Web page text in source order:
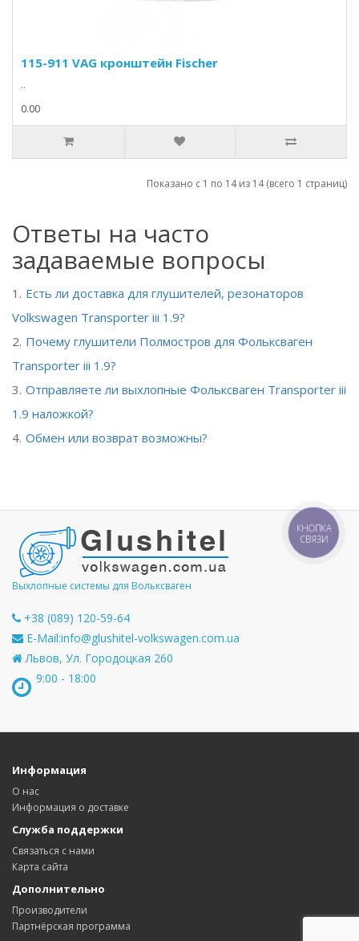
115-911 VAG кронштейн Fischer
..
0.00
Показано с 1 по 14 из 14 (всего 1 страниц)
Ответы на часто
задаваемые вопросы
Есть ли доставка для глушителей, резонаторов
Volkswagen Transporter iii 1.9?
Почему глушители Полмостров для Фольксваген
Transporter iii 1.9?
Отправляете ли выхлопные Фольксваген Transporter iii
1.9 наложкой?
Обмен или возврат возможны?
Выхлопные системы для Вольксваген
+38 (089) 120-59-64
E-Mail:info@glushitel-volkswagen.com.ua
Львов, Ул. Городоцкая 260
9:00 - 18:00
Информация
О нас
Информация о доставке
Служба поддержки
Связаться с нами
Карта сайта
Дополнительно
Производители
Партнёрская программа
КНОПКА
СВЯЗИ